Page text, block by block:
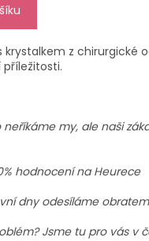
z chirurgické
my, ale naši
hodnocení na Heurece
dny odesíláme
Jsme tu pro vás v